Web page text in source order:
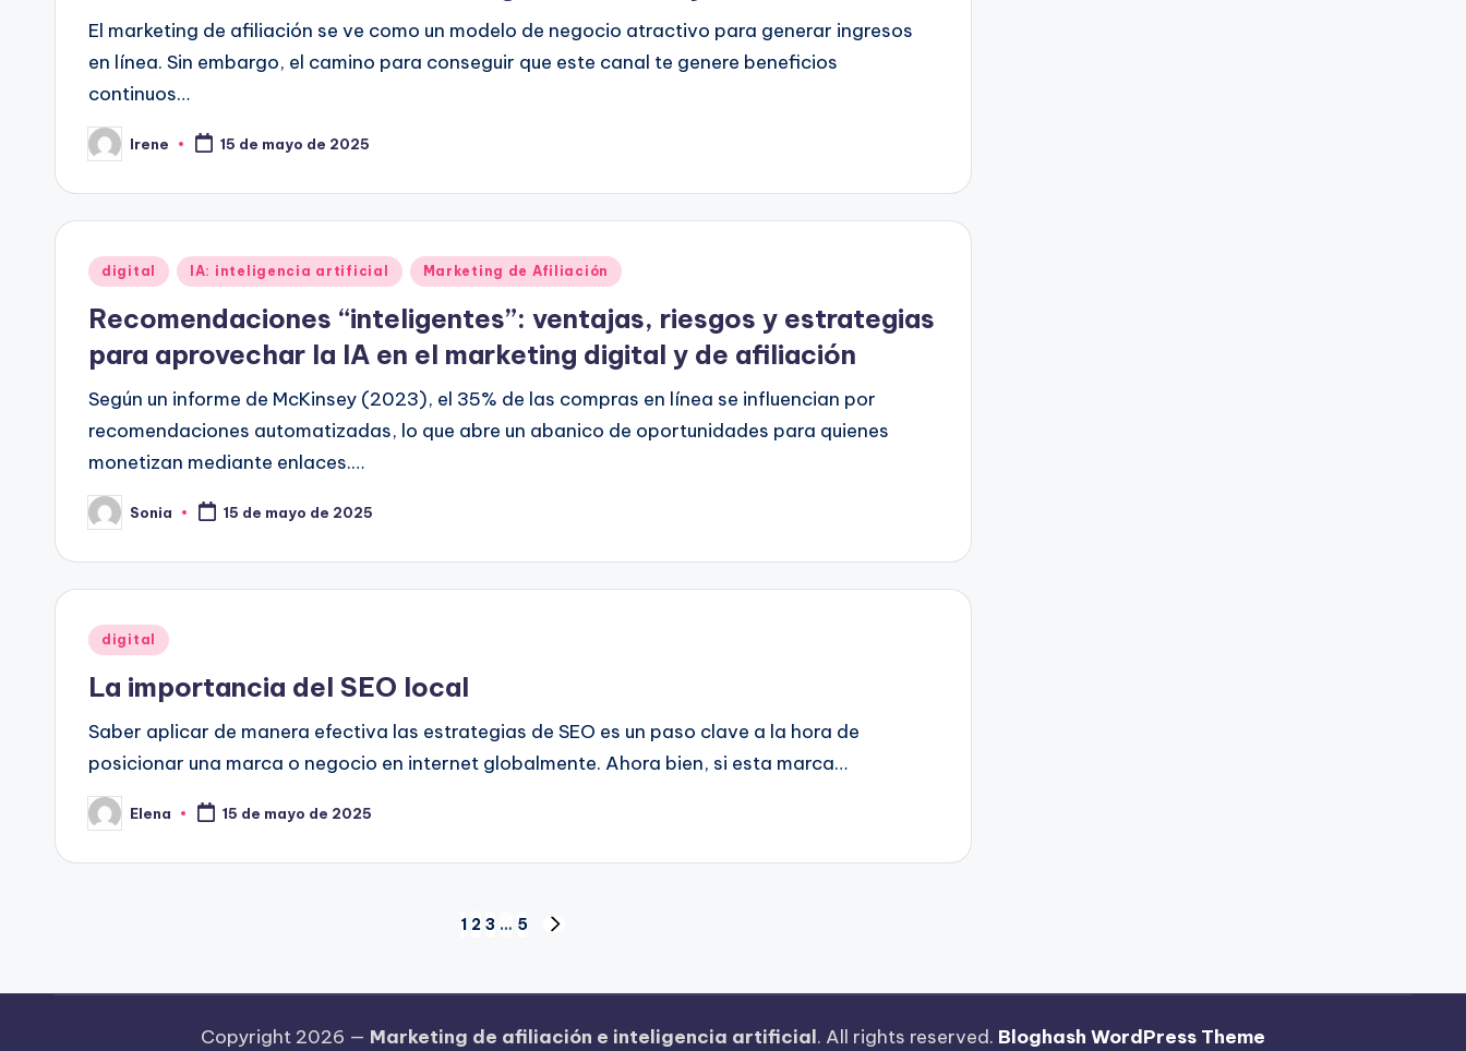
El marketing de afiliación se ve como un modelo de negocio atractivo para generar ingresos
en línea. Sin embargo, el camino para conseguir que este canal te genere beneficios
continuos…
Publicado
por
Irene 15 de mayo de 2025
Publicado
digital IA: inteligencia artificial Marketing de Afiliación
Recomendaciones “inteligentes”: ventajas, riesgos y estrategias
para aprovechar la IA en el marketing digital y de afiliación
Según un informe de McKinsey (2023), el 35% de las compras en línea se influencian por
recomendaciones automatizadas, lo que abre un abanico de oportunidades para quienes
monetizan mediante enlaces.…
Publicado
por
Sonia 15 de mayo de 2025
Publicado
digital
La importancia del SEO local
Saber aplicar de manera efectiva las estrategias de SEO es un paso clave a la hora de
posicionar una marca o negocio en internet globalmente. Ahora bien, si esta marca…
Publicado
por
Elena 15 de mayo de 2025
de
1 2 3 … 5
Copyright 2026 — Marketing de afiliación e inteligencia artificial. All rights reserved. Bloghash WordPress Theme